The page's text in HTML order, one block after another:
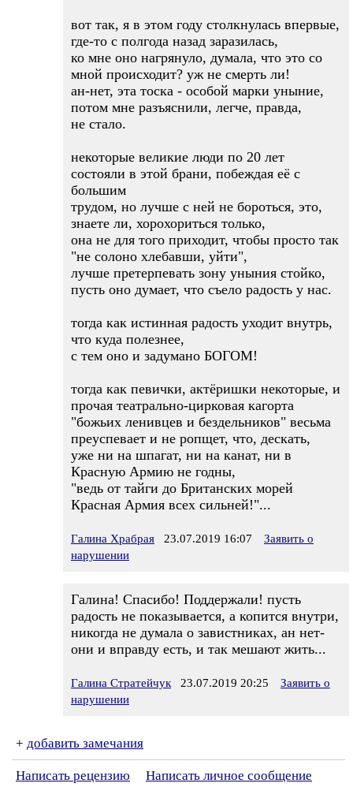
вот так, я в этом году столкнулась впервые,
где-то с полгода назад заразилась,
ко мне оно нагрянуло, думала, что это со
мной происходит? уж не смерть ли!
ан-нет, эта тоска - особой марки уныние,
потом мне разъяснили, легче, правда,
не стало.
некоторые великие люди по 20 лет
состояли в этой брани, побеждая её с
большим
трудом, но лучше с ней не бороться, это,
знаете ли, хорохориться только,
она не для того приходит, чтобы просто так
"не солоно хлебавши, уйти",
лучше претерпевать зону уныния стойко,
пусть оно думает, что съело радость у нас.
тогда как истинная радость уходит внутрь,
что куда полезнее,
с тем оно и задумано БОГОМ!
тогда как певички, актёришки некоторые, и
прочая театрально-цирковая кагорта
"божьих ленивцев и бездельников" весьма
преуспевает и не ропщет, что, дескать,
уже ни на шпагат, ни на канат, ни в
Красную Армию не годны,
"ведь от тайги до Британских морей
Красная Армия всех сильней!"...
Галина Храбрая 23.07.2019 16:07
Заявить о
нарушении
Галина! Спасибо! Поддержали! пусть
радость не показывается, а копится внутри,
никогда не думала о завистниках, ан нет-
они и вправду есть, и так мешают жить...
Галина Стратейчук 23.07.2019 20:25
Заявить о
нарушении
+ добавить замечания
Написать рецензию
Написать личное сообщение